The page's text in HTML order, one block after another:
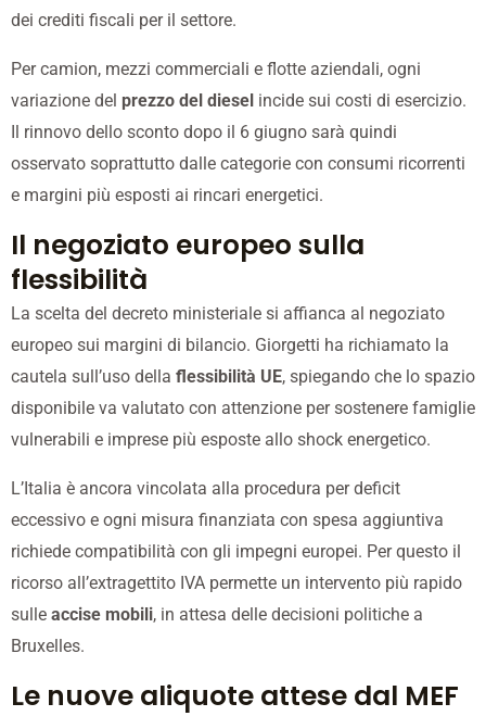
dei crediti fiscali per il settore.
Per camion, mezzi commerciali e flotte aziendali, ogni
variazione del prezzo del diesel incide sui costi di esercizio.
Il rinnovo dello sconto dopo il 6 giugno sarà quindi
osservato soprattutto dalle categorie con consumi ricorrenti
e margini più esposti ai rincari energetici.
Il negoziato europeo sulla
flessibilità
La scelta del decreto ministeriale si affianca al negoziato
europeo sui margini di bilancio. Giorgetti ha richiamato la
cautela sull’uso della flessibilità UE, spiegando che lo spazio
disponibile va valutato con attenzione per sostenere famiglie
vulnerabili e imprese più esposte allo shock energetico.
L’Italia è ancora vincolata alla procedura per deficit
eccessivo e ogni misura finanziata con spesa aggiuntiva
richiede compatibilità con gli impegni europei. Per questo il
ricorso all’extragettito IVA permette un intervento più rapido
sulle accise mobili, in attesa delle decisioni politiche a
Bruxelles.
Le nuove aliquote attese dal MEF